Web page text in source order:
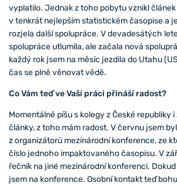
vyplatilo. Jednak z toho pobytu vznikl
v tenkrát nejlepším statistickém časopise a
rozjela další spolupráce. V devadesátých
spolupráce utlumila, ale začala nová
každý rok jsem na měsíc jezdila do Utahu
čas se plně věnovat vědě.
Co Vám teď ve Vaší práci přináší radost?
Momentálně píšu s kolegy z České republiky
články, z toho mám radost. V červnu jsem
z organizátorů mezinárodní konference, ze
číslo jednoho impaktovaného časopisu. V
řečník na jiné mezinárodní konferenci. Dokud
jsem na konference. Osobní kontakt teď